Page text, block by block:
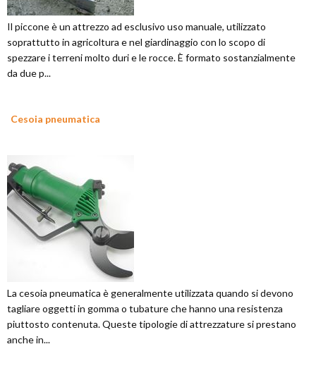
Il piccone è un attrezzo ad esclusivo uso manuale, utilizzato
soprattutto in agricoltura e nel giardinaggio con lo scopo di
spezzare i terreni molto duri e le rocce. È formato sostanzialmente
da due p...
Cesoia pneumatica
La cesoia pneumatica è generalmente utilizzata quando si devono
tagliare oggetti in gomma o tubature che hanno una resistenza
piuttosto contenuta. Queste tipologie di attrezzature si prestano
anche in...